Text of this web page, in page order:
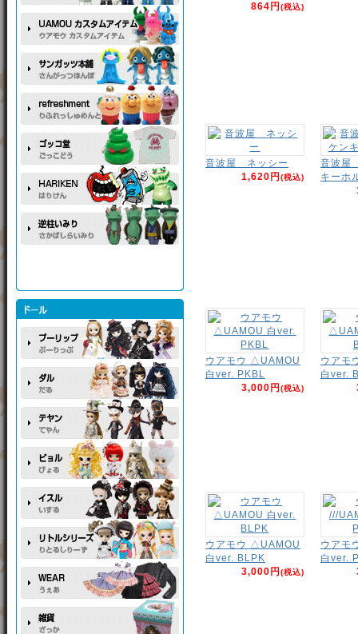
864円(税込)
音波屋 ネッシー
1,620円(税込)
音波
キーホ
ウアモウ △UAMOU
白ver. PKBL
3,000円(税込)
ウアモ
白ver.
ウアモウ △UAMOU
白ver. BLPK
3,000円(税込)
ウアモ
白ver.